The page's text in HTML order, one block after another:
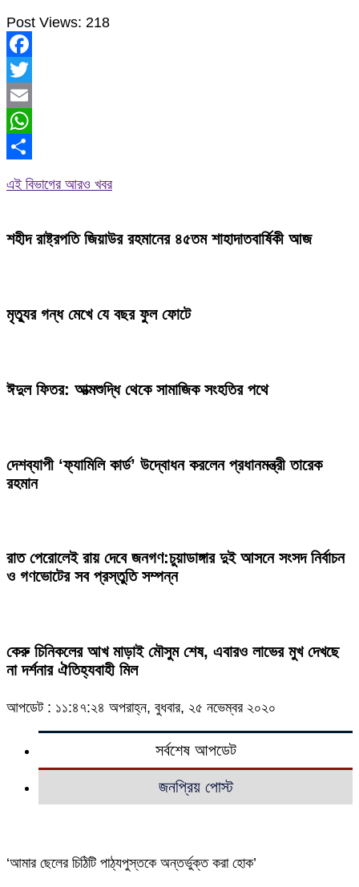
Post Views: 218
Facebook
Twitter
Email
WhatsApp
এই বিভাগের আরও খবর
শহীদ রাষ্ট্রপতি জিয়াউর রহমানের ৪৫তম শাহাদাতবার্ষিকী আজ
মৃত্যুর গন্ধ মেখে যে বছর ফুল ফোটে
ঈদুল ফিতর: আত্মশুদ্ধি থেকে সামাজিক সংহতির পথে
দেশব্যাপী ‘ফ্যামিলি কার্ড’ উদ্বোধন করলেন প্রধানমন্ত্রী তারেক
রহমান
রাত পেরোলেই রায় দেবে জনগণ:চুয়াডাঙ্গার দুই আসনে সংসদ নির্বাচন
ও গণভোটের সব প্রস্তুতি সম্পন্ন
কেরু চিনিকলের আখ মাড়াই মৌসুম শেষ, এবারও লাভের মুখ দেখছে
না দর্শনার ঐতিহ্যবাহী মিল
আপডেট : ১১:৪৭:২৪ অপরাহ্ন, বুধবার, ২৫ নভেম্বর ২০২০
সর্বশেষ আপডেট
জনপ্রিয় পোস্ট
‘আমার ছেলের চিঠিটি পাঠ্যপুস্তকে অন্তর্ভুক্ত করা হোক’